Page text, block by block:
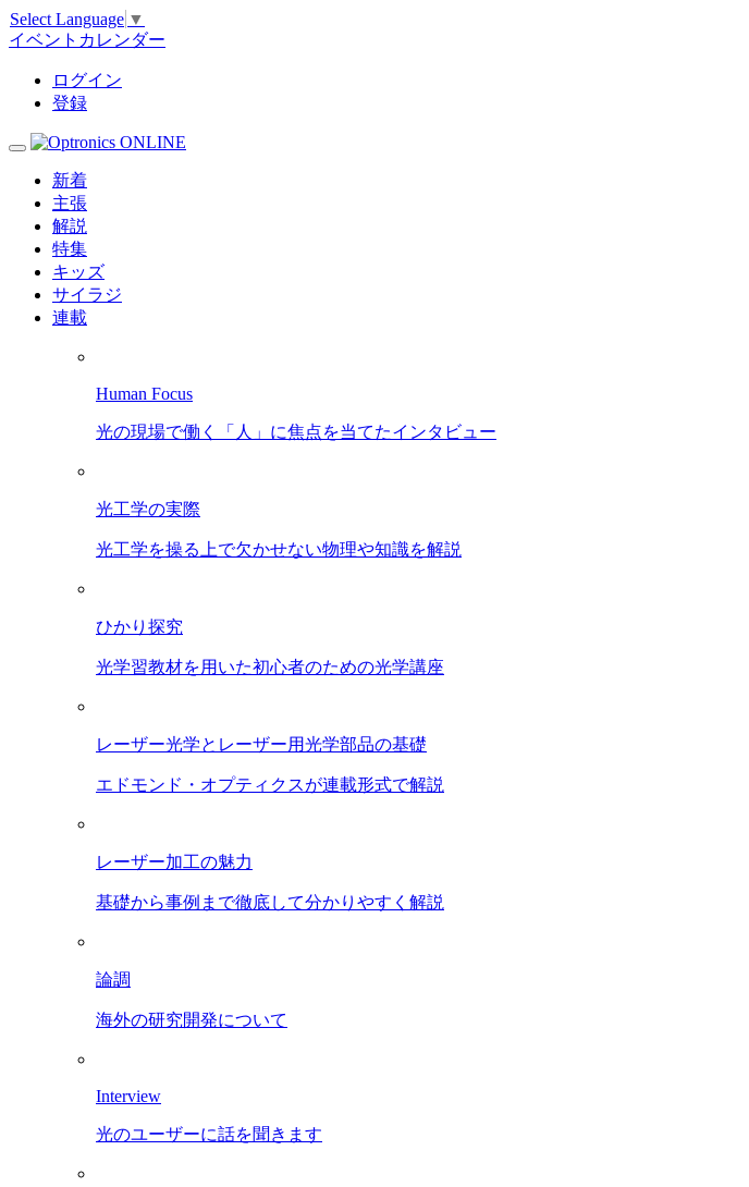
Select Language ▼
イベントカレンダー
ログイン
登録
新着
主張
解説
特集
キッズ
サイラジ
連載
Human Focus
光の現場で働く「人」に焦点を当てたインタビュー
光工学の実際
光工学を操る上で欠かせない物理や知識を解説
ひかり探究
光学習教材を用いた初心者のための光学講座
レーザー光学とレーザー用光学部品の基礎
エドモンド・オプティクスが連載形式で解説
レーザー加工の魅力
基礎から事例まで徹底して分かりやすく解説
論調
海外の研究開発について
Interview
光のユーザーに話を聞きます